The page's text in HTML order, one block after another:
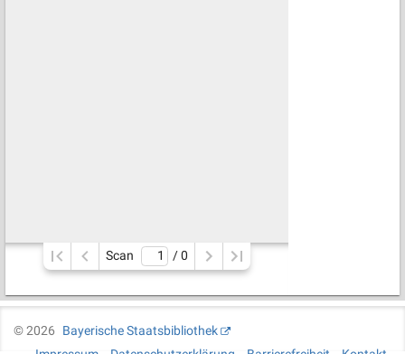
Scan / 0
©2026
Bayerische Staatsbibliothek